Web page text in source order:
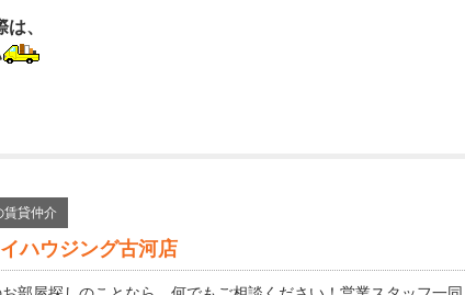
、
賃貸仲介
ハウジング古河店